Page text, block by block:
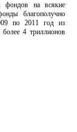
фондов на всякие
благополучно
по 2011 год из
4 триллионов